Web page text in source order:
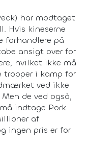
har modtaget
Hvis kineserne
forhandlere på
ansigt over for
hvilket ikke må
tropper i kamp for
ved ikke
de ved også,
indtage Pork
af
ingen pris er for